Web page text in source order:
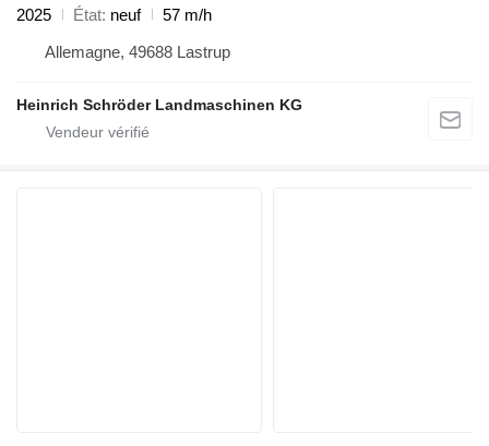
2025
État neuf
57 m/h
Allemagne, 49688 Lastrup
Heinrich Schröder Landmaschinen KG